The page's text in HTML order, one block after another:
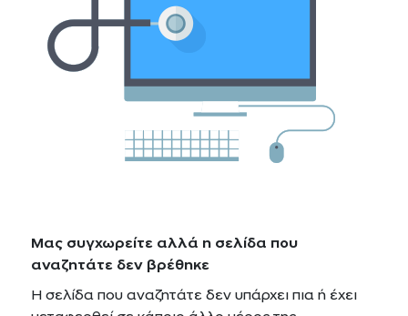
Μας συγχωρείτε αλλά η σελίδα που
αναζητάτε δεν βρέθηκε
Η σελίδα που αναζητάτε δεν υπάρχει πια ή έχει